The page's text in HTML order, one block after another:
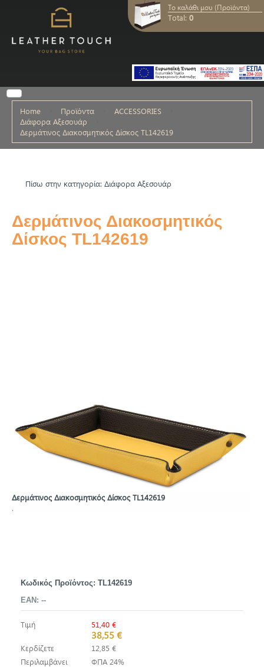
Το καλάθι μου (Προϊόντα)
Total: 0
Home Προϊόντα
ACCESSORIES
Διάφορα Αξεσουάρ
Δερμάτινος Διακοσμητικός Δίσκος TL142619
Πίσω στην κατηγορία: Διάφορα Αξεσουάρ
Δερμάτινος Διακοσμητικός
Δίσκος TL142619
Δερμάτινος Διακοσμητικός Δίσκος TL142619
.
Κωδικός Προϊόντος: TL142619
EAN: --
Τιμή 51,40 €
38,55 €
Κερδίζετε
12,85 €
Περιλαμβάνει
ΦΠΑ 24%